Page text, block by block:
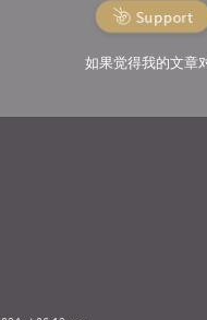
Support
如果觉得我的文章